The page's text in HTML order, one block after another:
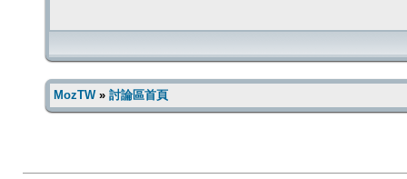
MozTW» 討論區首頁